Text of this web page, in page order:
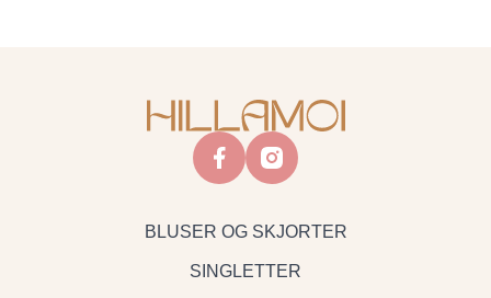
facebookinstagram
BLUSER OG SKJORTER
SINGLETTER